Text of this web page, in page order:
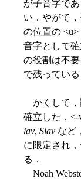
が子音字で
い．やがて
の位置の
音字として
の役割は不
で残っている
かくして，
確立した．<-
lav, Slav など
に限定され
る．
Noah